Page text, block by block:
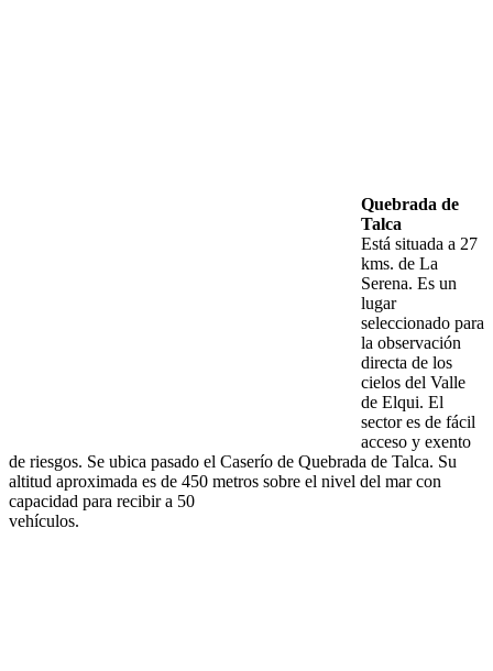
Quebrada de
Talca
Está situada a 27
kms. de La
Serena. Es un
lugar
seleccionado para
la observación
directa de los
cielos del Valle
de Elqui. El
sector es de fácil
acceso y exento
de riesgos. Se ubica pasado el Caserío de Quebrada de Talca. Su
altitud aproximada es de 450 metros sobre el nivel del mar con
capacidad para recibir a 50
vehículos.